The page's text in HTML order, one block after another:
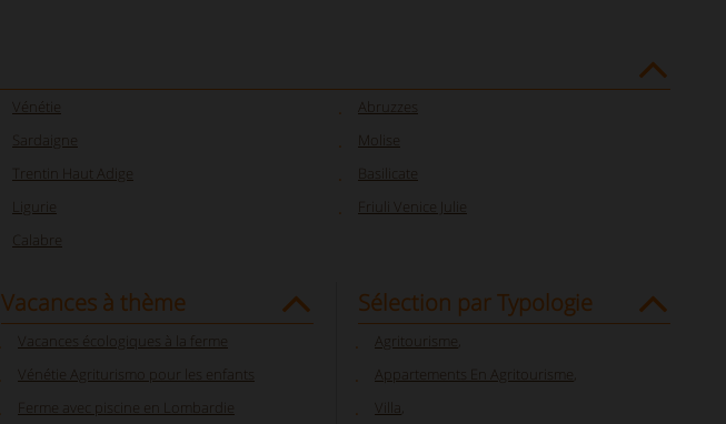
Vénétie
Sardaigne
Trentin Haut Adige
Ligurie
Calabre
Abruzzes
Molise
Basilicate
Friuli Venice Julie
Vacances à thème
Vacances écologiques à la ferme
Vénétie Agriturismo pour les enfants
Ferme avec piscine en Lombardie
Sélection par Typologie
Agritourisme
Appartements En Agritourisme
Villa